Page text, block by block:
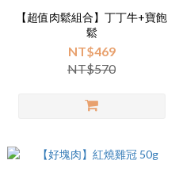
【超值肉鬆組合】丁丁牛+寶飽
鬆
NT$469
NT$570